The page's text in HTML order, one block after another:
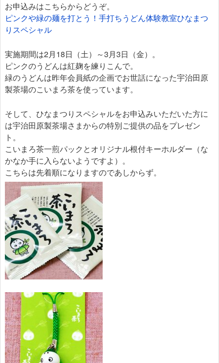
お申込みはこちらからどうぞ。
ピンクや緑の麺を打とう！手打ちうどん体験教室ひなまつ
りスペシャル
実施期間は2月18日（土）～3月3日（金）。
ピンクのうどんは紅麹を練りこんで。
緑のうどんは昨年会員紙の企画でお世話になった宇治田原
製茶場のこいまろ茶を使っています。
そして、ひなまつりスペシャルをお申込みいただいた方に
は宇治田原製茶場さまからの特別ご提供の品をプレゼン
ト。
こいまろ茶一煎パックとオリジナル根付キーホルダー（な
かなか手に入らないようですよ）。
こちらは先着順になりますのであしからず。